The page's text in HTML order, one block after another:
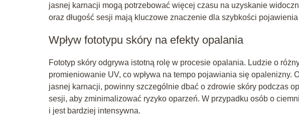
jasnej karnacji mogą potrzebować więcej czasu na uzyskanie
oraz długość sesji mają kluczowe znaczenie dla szybkości
Wpływ fototypu skóry na efekty opalania
Fototyp skóry odgrywa istotną rolę w procesie opalania. Ludzie o
promieniowanie UV, co wpływa na tempo pojawiania się opalenizny.
jasnej karnacji, powinny szczególnie dbać o zdrowie skóry podczas
sesji, aby zminimalizować ryzyko oparzeń. W przypadku osób o
i jest bardziej intensywna.